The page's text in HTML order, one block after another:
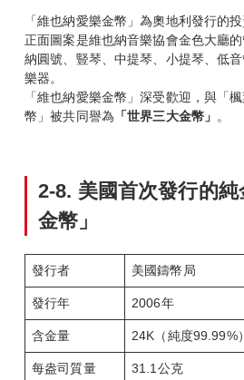
「維也納愛樂金幣」為奧地利發行的投
正面圖案是維也納音樂協會金色大廳
納圓號、豎琴、中提琴、小提琴、低
樂器。
「維也納愛樂金幣」深受歡迎，與「
幣」被共同譽為 「世界三大金幣」 。
2-8. 美國首次發行的
金幣」
發行者 美國鑄幣局
發行年 2006年
含金量 24K（純度99.99%）
每盎司質量 31.1公克